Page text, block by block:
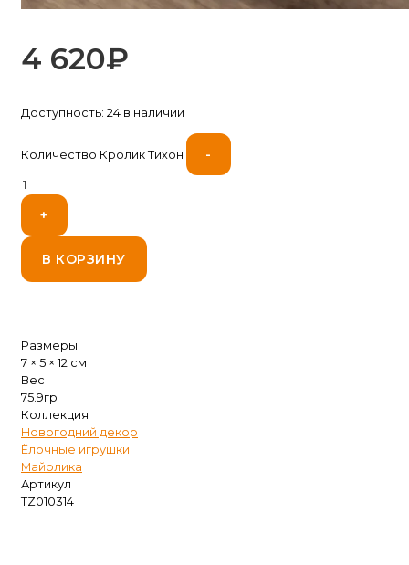
4 620₽
Доступность: 24 в наличии
Количество Кролик Тихон -
+
В КОРЗИНУ
Размеры
7 × 5 × 12 см
Вес
75.9гр
Коллекция
Новогодний декор
Ёлочные игрушки
Майолика
Артикул
TZ010314